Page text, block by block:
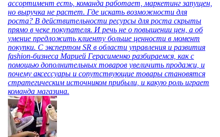
ассортимент есть, команда работает, маркетинг запущен,
но выручка не растет. Где искать возможности для
роста? В действительности ресурсы для роста скрыты
прямо в чеке покупателя. И речь не о повышении цен, а об
умение предложить клиенту больше ценности в момент
покупки. С экспертом SR в области управления и развития
fashion-бизнеса Марией Герасименко разбираемся, как с
помощью дополнительных товаров увеличить продажи, и
почему аксессуары и сопутствующие товары становятся
стратегическим источником прибыли, и какую роль играет
команда магазина.